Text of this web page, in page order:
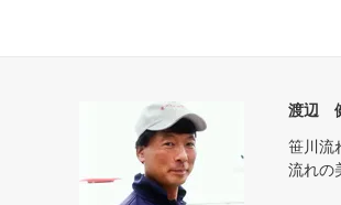
渡辺
笹川流
流れの